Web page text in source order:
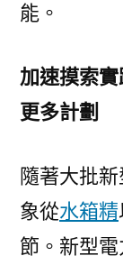
能。
加速摸索
更多計劃
隨著大批
象從水箱精
節。新型